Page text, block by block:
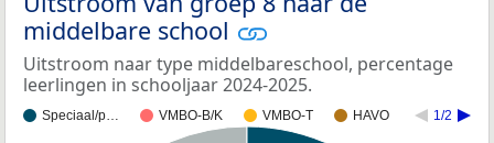
middelbare school
Uitstroom naar type middelbareschool, percentage
leerlingen in schooljaar 2024-2025.
Speciaal/p… VMBO-B/K VMBO-T HAVO 1/2